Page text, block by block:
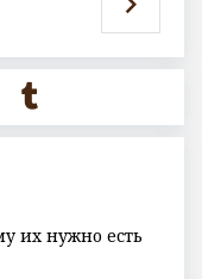
их нужно есть